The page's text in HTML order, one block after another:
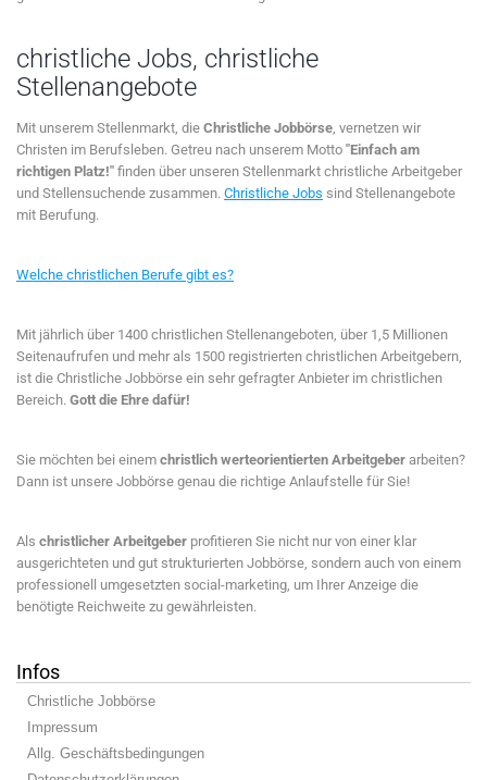
christliche Jobs, christliche
Stellenangebote
Mit unserem Stellenmarkt, die Christliche Jobbörse, vernetzen wir
Christen im Berufsleben. Getreu nach unserem Motto "Einfach am
richtigen Platz!" finden über unseren Stellenmarkt christliche Arbeitgeber
und Stellensuchende zusammen. Christliche Jobs sind Stellenangebote
mit Berufung.
Welche christlichen Berufe gibt es?
Mit jährlich über 1400 christlichen Stellenangeboten, über 1,5 Millionen
Seitenaufrufen und mehr als 1500 registrierten christlichen Arbeitgebern,
ist die Christliche Jobbörse ein sehr gefragter Anbieter im christlichen
Bereich. Gott die Ehre dafür!
Sie möchten bei einem christlich werteorientierten Arbeitgeber arbeiten?
Dann ist unsere Jobbörse genau die richtige Anlaufstelle für Sie!
Als christlicher Arbeitgeber profitieren Sie nicht nur von einer klar
ausgerichteten und gut strukturierten Jobbörse, sondern auch von einem
professionell umgesetzten social-marketing, um Ihrer Anzeige die
benötigte Reichweite zu gewährleisten.
Infos
Christliche Jobbörse
Impressum
Allg. Geschäftsbedingungen